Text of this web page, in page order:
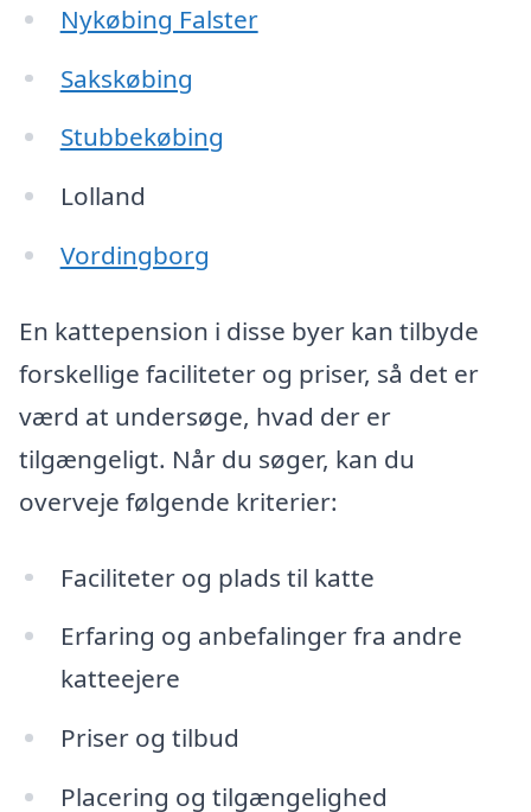
Nykøbing Falster
Sakskøbing
Stubbekøbing
Lolland
Vordingborg
En kattepension i disse byer kan tilbyde
forskellige faciliteter og priser, så det er
værd at undersøge, hvad der er
tilgængeligt. Når du søger, kan du
overveje følgende kriterier:
Faciliteter og plads til katte
Erfaring og anbefalinger fra andre
katteejere
Priser og tilbud
Placering og tilgængelighed